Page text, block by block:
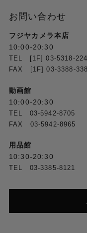
6.35 mm ステレオ
THD+N（全高調波
0.006%（1kHz、-
負荷時）
周波数特性：20Hz
最大出力レベル：
出力インピーダン
パッド
ャー感知対応パッド
Bankにアクセス可
タッチセンシティ
Q-Link ノブの列へ
お問い合わせ
フジヤカメラ本店
10:00-20:30
TEL [1F] 03-5318-
FAX [1F] 03-3388-
動画館
10:00-20:30
TEL 03-5942-8705
FAX 03-5942-8965
用品館
10:30-20:30
TEL 03-3385-8121